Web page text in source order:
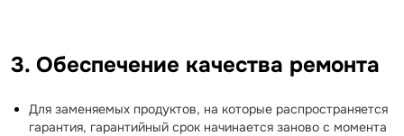
3. Обеспечение качества ремонта
Для заменяемых продуктов, на которые распространяется
гарантия, гарантийный срок начинается заново с момента